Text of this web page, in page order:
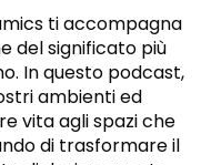
ti accompagna
del significato più
In questo podcast,
ambienti ed
vita agli spazi che
di trasformare il